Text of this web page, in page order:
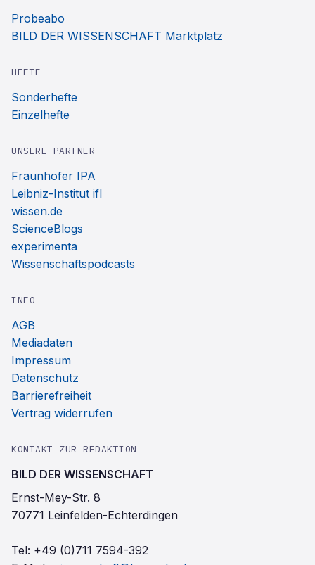
Probeabo
BILD DER WISSENSCHAFT Marktplatz
HEFTE
Sonderhefte
Einzelhefte
UNSERE PARTNER
Fraunhofer IPA
Leibniz-Institut ifl
wissen.de
ScienceBlogs
experimenta
Wissenschaftspodcasts
INFO
AGB
Mediadaten
Impressum
Datenschutz
Barrierefreiheit
Vertrag widerrufen
KONTAKT ZUR REDAKTION
BILD DER WISSENSCHAFT
Ernst-Mey-Str. 8
70771 Leinfelden-Echterdingen
Tel: +49 (0)711 7594-392